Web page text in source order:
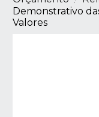
Demonstrativo
Valores